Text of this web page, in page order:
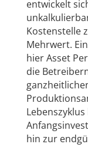
entwickelt
Kostenstelle
Mehrwert.
hier Asset
die
hin zur